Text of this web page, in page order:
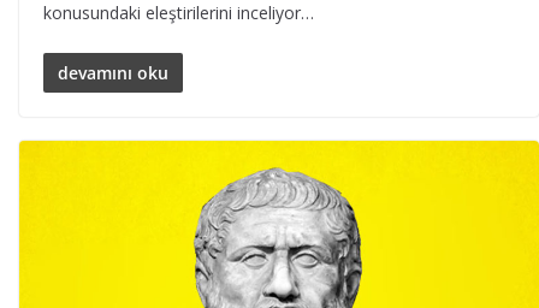
konusundaki eleştirilerini inceliyor…
devamını oku